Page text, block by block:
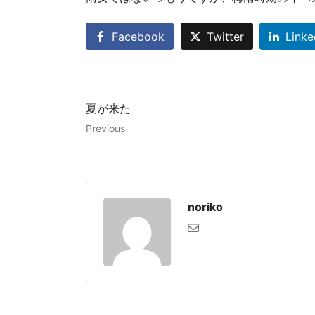
Facebook Twitter
夏が来た
Previous
noriko